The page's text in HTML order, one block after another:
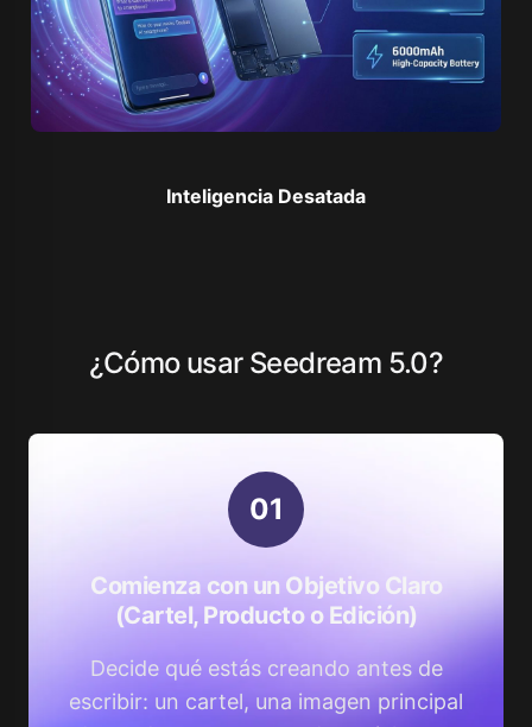
Inteligencia Desatada
¿Cómo usar Seedream 5.0?
01
Comienza con un Objetivo Claro
(Cartel, Producto o Edición)
Decide qué estás creando antes de
escribir: un cartel, una imagen principal